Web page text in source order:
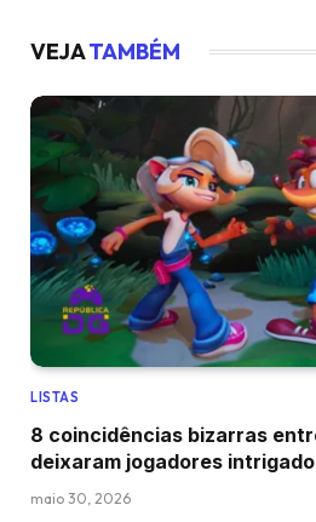
VEJATAMBÉM
LISTAS
8 coincidências bizarras
deixaram jogadores
maio 30, 2026